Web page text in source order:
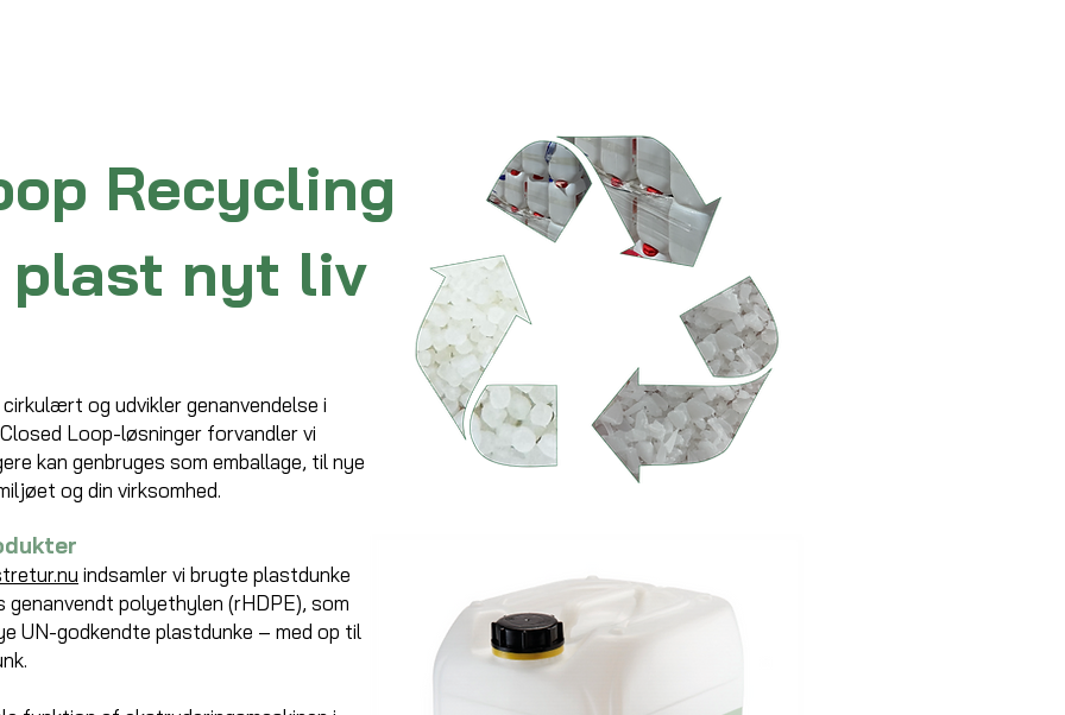
Recycling
plast nyt liv
og udvikler genanvendelse i
Loop-løsninger forvandler vi
kan genbruges som emballage, til nye
og din virksomhed.
indsamler vi brugte plastdunke
polyethylen (rHDPE), som
UN-godkendte plastdunke – med op til